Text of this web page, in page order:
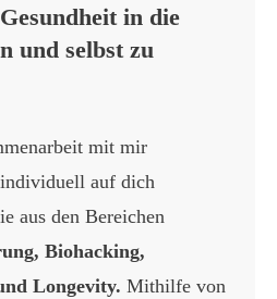
in die
und selbst zu
mit mir
auf dich
aus den Bereichen
Biohacking,
Longevity. Mithilfe von